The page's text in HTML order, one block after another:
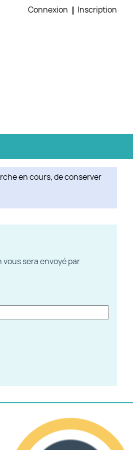
Connexion Inscription
en cours, de conserver
sera envoyé par